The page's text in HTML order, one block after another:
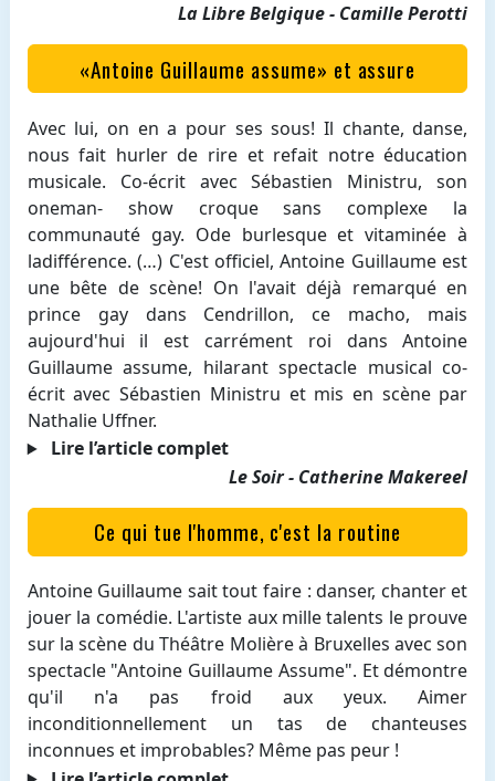
La Libre Belgique - Camille Perotti
«Antoine Guillaume assume» et assure
Avec lui, on en a pour ses sous! Il chante, danse,
nous fait hurler de rire et refait notre éducation
musicale. Co-écrit avec Sébastien Ministru, son
oneman- show croque sans complexe la
communauté gay. Ode burlesque et vitaminée à
ladifférence. (…) C'est officiel, Antoine Guillaume est
une bête de scène! On l'avait déjà remarqué en
prince gay dans Cendrillon, ce macho, mais
aujourd'hui il est carrément roi dans Antoine
Guillaume assume, hilarant spectacle musical co-
écrit avec Sébastien Ministru et mis en scène par
Nathalie Uffner.
Lire l’article complet
Le Soir - Catherine Makereel
Ce qui tue l'homme, c'est la routine
Antoine Guillaume sait tout faire : danser, chanter et
jouer la comédie. L'artiste aux mille talents le prouve
sur la scène du Théâtre Molière à Bruxelles avec son
spectacle "Antoine Guillaume Assume". Et démontre
qu'il n'a pas froid aux yeux. Aimer
inconditionnellement un tas de chanteuses
inconnues et improbables? Même pas peur !